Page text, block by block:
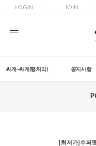
LOGIN JOIN
싸게~싸게(땡처리) 공지사항
[최저가]수퍼